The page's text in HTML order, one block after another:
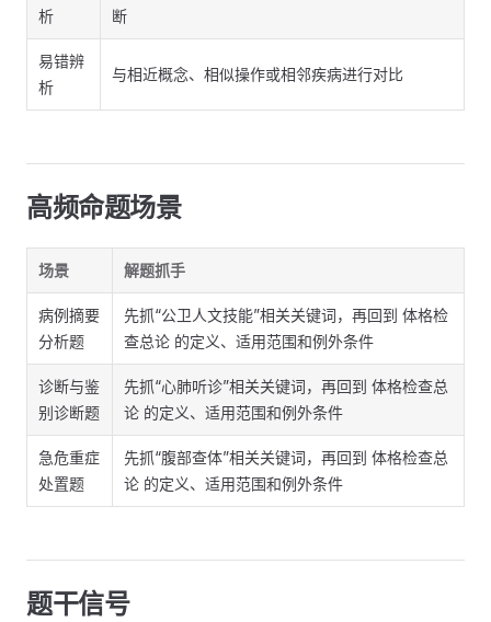
析
断
易错辨
析
与相近概念、相似操作或相邻疾病进行对比
高频命题场景
场景 解题抓手
病例摘要
分析题
先抓“公卫人文技能”相关关键词，再回到 体格检
查总论 的定义、适用范围和例外条件
诊断与鉴
别诊断题
先抓“心肺听诊”相关关键词，再回到 体格检查总
论 的定义、适用范围和例外条件
急危重症
处置题
先抓“腹部查体”相关关键词，再回到 体格检查总
论 的定义、适用范围和例外条件
题干信号